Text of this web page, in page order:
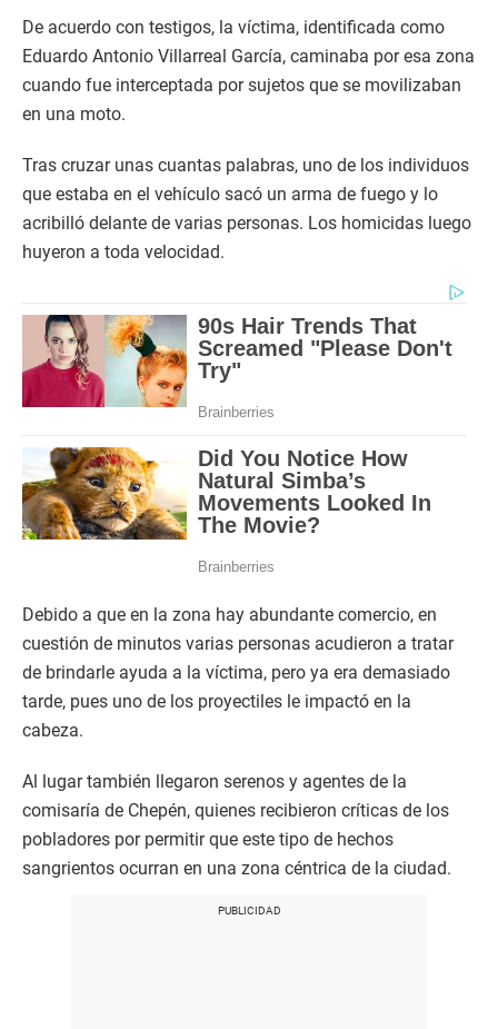
De acuerdo con testigos, la víctima, identificada como
Eduardo Antonio Villarreal García, caminaba por esa zona
cuando fue interceptada por sujetos que se movilizaban
en una moto.
Tras cruzar unas cuantas palabras, uno de los individuos
que estaba en el vehículo sacó un arma de fuego y lo
acribilló delante de varias personas. Los homicidas luego
huyeron a toda velocidad.
Debido a que en la zona hay abundante comercio, en
cuestión de minutos varias personas acudieron a tratar
de brindarle ayuda a la víctima, pero ya era demasiado
tarde, pues uno de los proyectiles le impactó en la
cabeza.
Al lugar también llegaron serenos y agentes de la
comisaría de Chepén, quienes recibieron críticas de los
pobladores por permitir que este tipo de hechos
sangrientos ocurran en una zona céntrica de la ciudad.